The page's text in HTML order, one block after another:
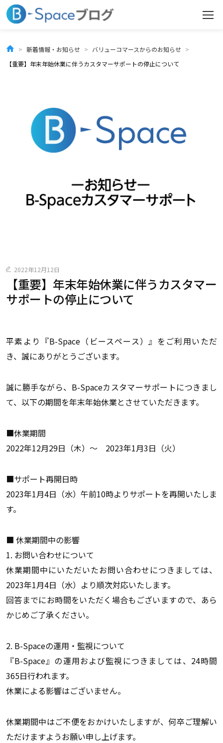
コ
テ
ン
新着情報・お知らせ
バリューコマースからのお知らせ
【重要】年末年始休業に伴うカスタマーサポートの停止について
2022年12月12日
【重要】年末年始休業に伴うカスタマー
サポートの停止について
平素より『B-Space（ビースペース）』をご利用いただ
き、誠にありがとうございます。
誠に勝手ながら、B-Spaceカスタマーサポートにつきまし
て、以下の期間を年末年始休業とさせていただきます。
■休業期間
2022年12月29日（木）～ 2023年1月3日（火）
■サポート再開日時
2023年1月4日（水）午前10時よりサポートを再開いたしま
す。
■ 休業期間中の影響
1. お問い合わせについて
休業期間中にいただいたお問い合わせにつきましては、
2023年1月4日（水）より順次対応いたします。
回答までにお時間をいただく場合もございますので、あら
かじめご了承ください。
2. B-Spaceの運用・監視について
『B-Space』の運用および監視につきましては、24時間
365日行われます。
休業による影響はございません。
休業期間中はご不便をおかけいたしますが、何卒ご理解い
ただけますようお願い申し上げます。